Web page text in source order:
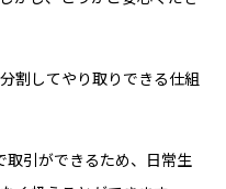
割してやり取りできる仕組
取引ができるため、日常生